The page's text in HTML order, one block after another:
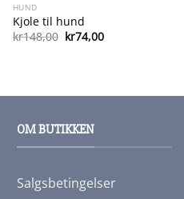
HUND
Kjole til hund
kr148,00 Opprinnelig
pris
kr74,00Nåværende
pris
OM BUTIKKEN
Salgsbetingelser